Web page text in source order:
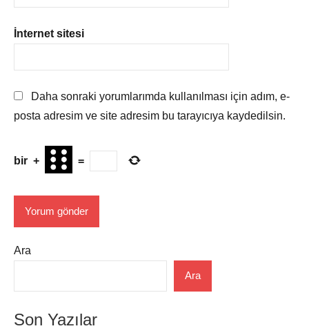
İnternet sitesi
Daha sonraki yorumlarımda kullanılması için adım, e-
posta adresim ve site adresim bu tarayıcıya kaydedilsin.
bir + =
Ara
Ara
Son Yazılar